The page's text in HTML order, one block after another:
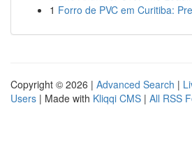
1 Forro de PVC em Curitiba:
Copyright © 2026 | Advanced Search |
Users | Made with Kliqqi CMS | All RSS